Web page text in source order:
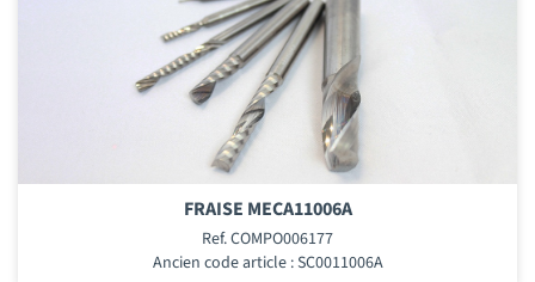
FRAISE MECA11006A
Ref. COMPO006177
Ancien code article : SC0011006A